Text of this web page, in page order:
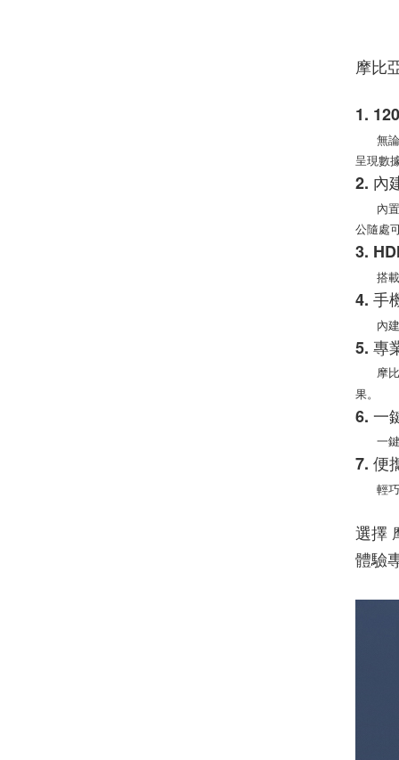
摩比
1.
無論
呈現數
2. 內
內置
公隨處
3.
搭載
4. 手
內建
5. 專
摩比
果。
6. 一
一鍵
7. 便
輕巧
選擇
體驗